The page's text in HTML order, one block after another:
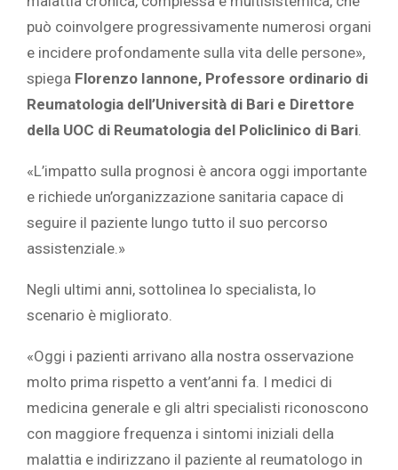
può coinvolgere progressivamente numerosi organi
e incidere profondamente sulla vita delle persone»,
spiega Florenzo Iannone, Professore ordinario di
Reumatologia dell’Università di Bari e Direttore
della UOC di Reumatologia del Policlinico di Bari.
«L’impatto sulla prognosi è ancora oggi importante
e richiede un’organizzazione sanitaria capace di
seguire il paziente lungo tutto il suo percorso
assistenziale.»
Negli ultimi anni, sottolinea lo specialista, lo
scenario è migliorato.
«Oggi i pazienti arrivano alla nostra osservazione
molto prima rispetto a vent’anni fa. I medici di
medicina generale e gli altri specialisti riconoscono
con maggiore frequenza i sintomi iniziali della
malattia e indirizzano il paziente al reumatologo in